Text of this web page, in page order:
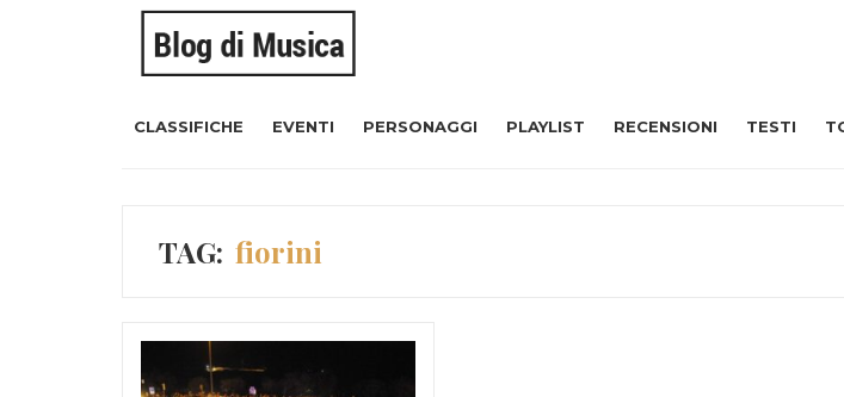
CLASSIFICHE EVENTI PERSONAGGI PLAYLIST RECENSIONI TESTI
TAG: fiorini